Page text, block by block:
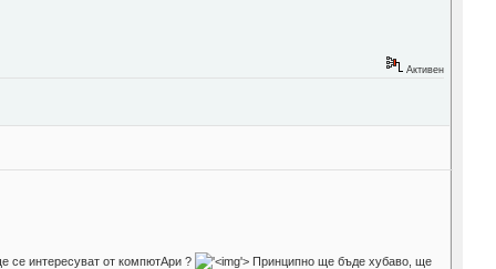
Активен
се интересуват от компютАри ? '> Принципно ще бъде хубаво, ще